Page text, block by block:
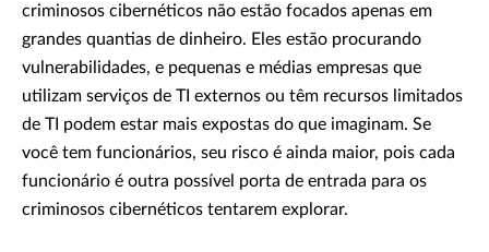
criminosos cibernéticos não estão focados apenas em
grandes quantias de dinheiro. Eles estão procurando
vulnerabilidades, e pequenas e médias empresas que
utilizam serviços de TI externos ou têm recursos limitados
de TI podem estar mais expostas do que imaginam. Se
você tem funcionários, seu risco é ainda maior, pois cada
funcionário é outra possível porta de entrada para os
criminosos cibernéticos tentarem explorar.